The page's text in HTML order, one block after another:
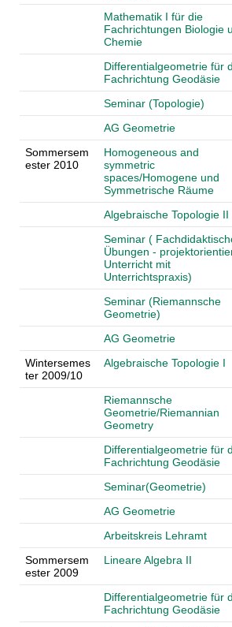
Mathematik I für die
Fachrichtungen Biologie
Chemie
Differentialgeometrie für
Fachrichtung Geodäsie
Seminar (Topologie)
AG Geometrie
Sommersem
ester 2010
Homogeneous and
symmetric
spaces/Homogene und
Symmetrische Räume
Algebraische Topologie II
Seminar (
Übungen -
Unterricht mit
Unterrichtspraxis)
Seminar (Riemannsche
Geometrie)
AG Geometrie
Wintersemes
ter 2009/10
Algebraische Topologie I
Riemannsche
Geometrie/Riemannian
Geometry
Differentialgeometrie für
Fachrichtung Geodäsie
Seminar(Geometrie)
AG Geometrie
Arbeitskreis Lehramt
Sommersem
ester 2009
Lineare Algebra II
Differentialgeometrie für
Fachrichtung Geodäsie